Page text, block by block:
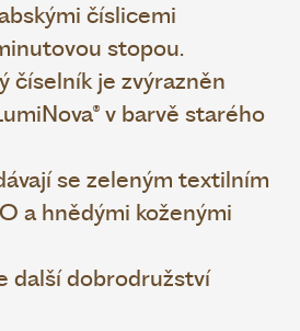
číslicemi
stopou.
číselník je zvýrazněn
v barvě starého
se zeleným textilním
a hnědými koženými
další dobrodružství